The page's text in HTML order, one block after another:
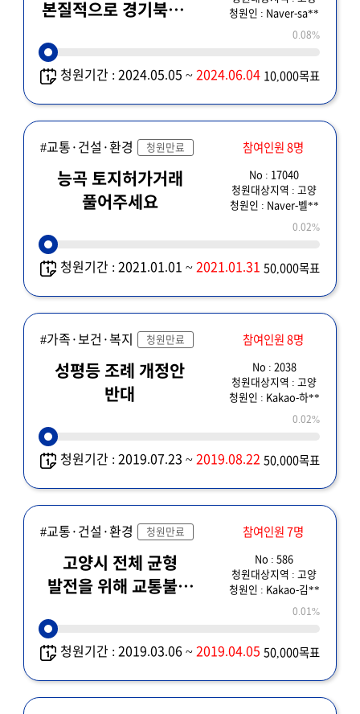
본질적으로 경기북도를
청원인 : Naver-sa**
0.08%
청원기간 : 2024.05.05 ~2024.06.04 10,000목표
#교통·건설·환경 청원만료 참여인원 8명
능곡 토지허가거래
풀어주세요
No : 17040
청원대상지역 : 고양
청원인 : Naver-벨**
0.02%
청원기간 : 2021.01.01 ~2021.01.31 50,000목표
#가족·보건·복지 청원만료 참여인원 8명
성평등 조례 개정안
반대
No : 2038
청원대상지역 : 고양
청원인 : Kakao-하**
0.02%
청원기간 : 2019.07.23 ~2019.08.22 50,000목표
#교통·건설·환경 청원만료 참여인원 7명
고양시 전체 균형
발전을 위해 교통불편
교통시설의 해결방안을
마련해 주세요!
No : 586
청원대상지역 : 고양
청원인 : Kakao-김**
0.01%
청원기간 : 2019.03.06 ~2019.04.05 50,000목표